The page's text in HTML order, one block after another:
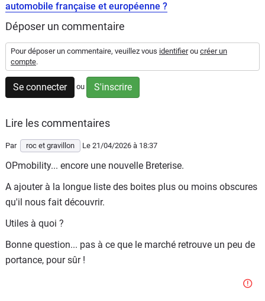
Flottes
Auto
Services
Forum
Moto
Marques
automobile française et européenne ?
Déposer un commentaire
Pour déposer un commentaire, veuillez vous identifierou créer un
compte.
Se connecter ou S'inscrire
Lire les commentaires
Par roc et gravillon Le 21/04/2026 à 18:37
OPmobility... encore une nouvelle Breterise.
A ajouter à la longue liste des boites plus ou moins obscures
qu'il nous fait découvrir.
Utiles à quoi ?
Bonne question... pas à ce que le marché retrouve un peu de
portance, pour sûr !